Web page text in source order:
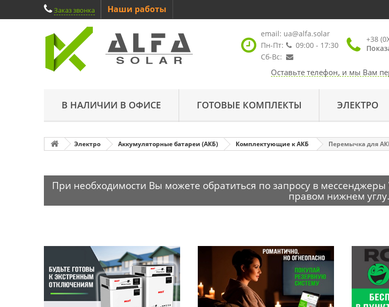
Заказ звонка Наши работы
email: ua@alfa.solar
Пн-Пт:
09:00 - 17:30
Сб-Вс:
+38
Оставьте телефон, и мы Вам
В НАЛИЧИИ В ОФИСЕ ГОТОВЫЕ КОМПЛЕКТЫ ЭЛЕКТРО
Электро Аккумуляторные батареи (АКБ) Комплектующие к АКБ Перемычка для
При необходимости Вы можете обратиться по запросу в
правом нижнем углу.